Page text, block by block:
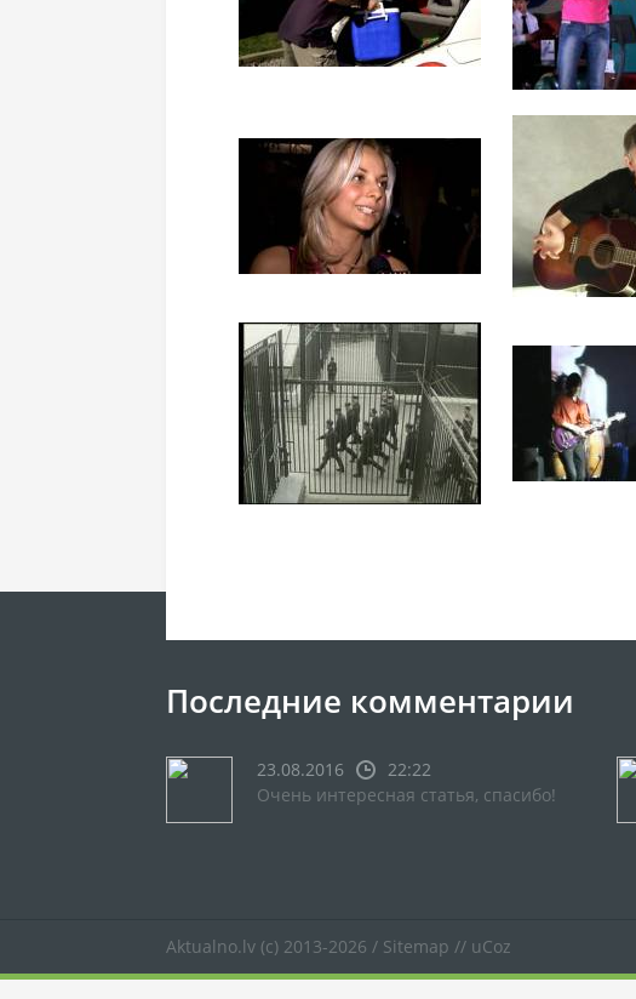
Последние комментарии
23.08.2016
22:22
Очень интересная статья, спасибо!
Aktualno.lv (c) 2013-2026 / Sitemap // uCoz